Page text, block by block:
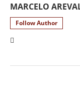
MARCELO
Follow Author